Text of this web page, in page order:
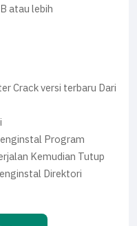
atau lebih
Crack versi terbaru Dari
Program
Kemudian Tutup
Direktori